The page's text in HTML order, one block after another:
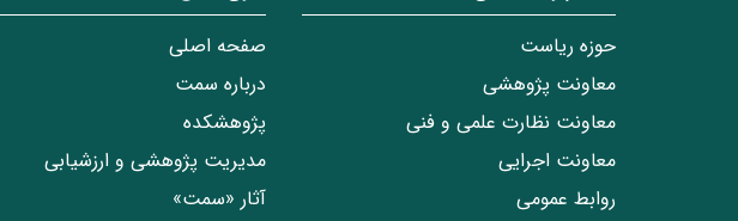
حوزه ریاست
معاونت پژوهشی
معاونت نظارت علمی و فنی
معاونت اجرایی
روابط عمومی
صفحه اصلی
درباره سمت
پژوهشکده
مدیریت پژوهشی و ارزشیابی
آثار «سمت»